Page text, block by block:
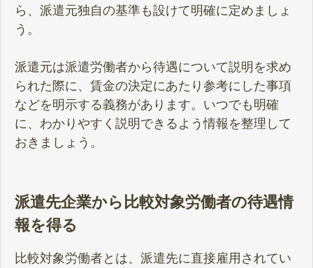
ら、派遣元独自の基準も設けて明確に定めましょ
う。
派遣元は派遣労働者から待遇について説明を求め
られた際に、賃金の決定にあたり参考にした事項
などを明示する義務があります。いつでも明確
に、わかりやすく説明できるよう情報を整理して
おきましょう。
派遣先企業から比較対象労働者の待遇情
報を得る
比較対象労働者とは、派遣先に直接雇用されてい